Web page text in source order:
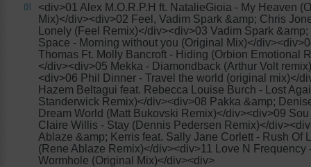
01
<div>01 Alex M.O.R.P.H ft. NatalieGioia - My Heaven
Mix)</div><div>02 Feel, Vadim Spark &amp; Chris
Lonely (Feel Remix)</div><div>03 Vadim Spark &amp;
Space - Morning without you (Original Mix)</
Thomas Ft. Molly Bancroft - Hiding (Orbion Emotional
</div><div>05 Mekka - Diamondback (Arthur Volt
<div>06 Phil Dinner - Travel the world (original mix)</
Hazem Beltagui feat. Rebecca Louise Burch - Lost
Standerwick Remix)</div><div>08 Pakka &amp;
Dream World (Matt Bukovski Remix)</div><div>09
Claire Willis - Stay (Dennis Pedersen Remix)</
Ablaze &amp; Kerris feat. Sally Jane Corlett - Rush Of
(Rene Ablaze Remix)</div><div>11 Love N Frequency
Wormhole (Original Mix)</div><div>